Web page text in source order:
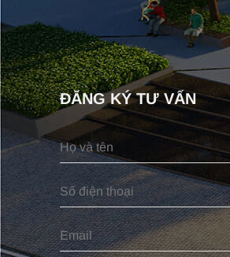
ĐĂNG KÝ TƯ VẤN